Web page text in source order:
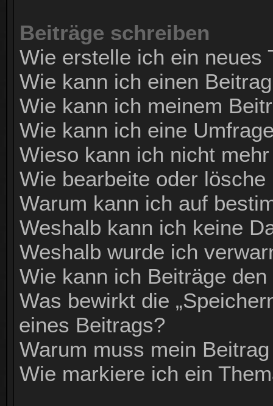
Beiträge schreiben
Wie erstelle ich ein neues
Wie kann ich einen
Wie kann ich meinem
Wie kann ich eine
Wieso kann ich nicht
Wie bearbeite oder
Warum kann ich auf
Weshalb kann ich keine
Weshalb wurde ich
Wie kann ich Beiträge
Was bewirkt die
eines Beitrags?
Warum muss mein
Wie markiere ich ein